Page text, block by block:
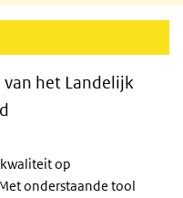
van het Landelijk
op
onderstaande tool